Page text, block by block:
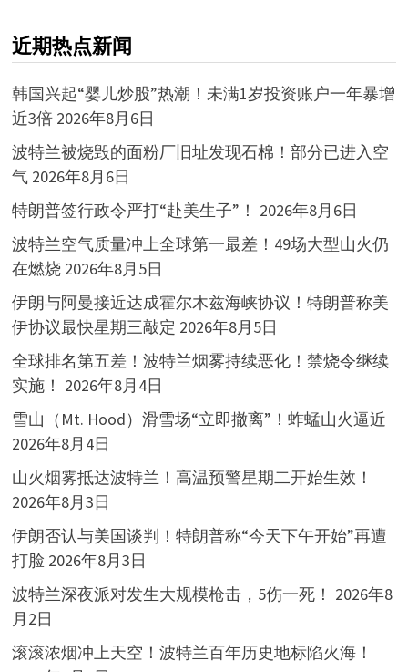
近期热点新闻
韩国兴起“婴儿炒股”热潮！未满1岁投资账户一年暴增
近3倍 2026年8月6日
波特兰被烧毁的面粉厂旧址发现石棉！部分已进入空
气 2026年8月6日
特朗普签行政令严打“赴美生子”！ 2026年8月6日
波特兰空气质量冲上全球第一最差！49场大型山火仍
在燃烧 2026年8月5日
伊朗与阿曼接近达成霍尔木兹海峡协议！特朗普称美
伊协议最快星期三敲定 2026年8月5日
全球排名第五差！波特兰烟雾持续恶化！禁烧令继续
实施！ 2026年8月4日
雪山（Mt. Hood）滑雪场“立即撤离”！蚱蜢山火逼近
2026年8月4日
山火烟雾抵达波特兰！高温预警星期二开始生效！
2026年8月3日
伊朗否认与美国谈判！特朗普称“今天下午开始”再遭
打脸 2026年8月3日
波特兰深夜派对发生大规模枪击，5伤一死！ 2026年8
月2日
滚滚浓烟冲上天空！波特兰百年历史地标陷火海！